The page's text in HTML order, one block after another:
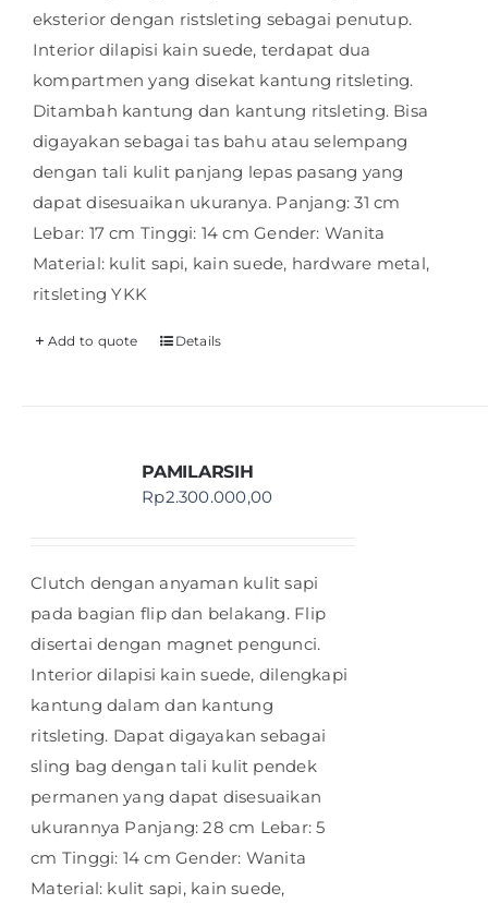
eksterior dengan ristsleting sebagai penutup.
Interior dilapisi kain suede, terdapat dua
kompartmen yang disekat kantung ritsleting.
Ditambah kantung dan kantung ritsleting. Bisa
digayakan sebagai tas bahu atau selempang
dengan tali kulit panjang lepas pasang yang
dapat disesuaikan ukuranya. Panjang: 31 cm
Lebar: 17 cm Tinggi: 14 cm Gender: Wanita
Material: kulit sapi, kain suede, hardware metal,
ritsleting YKK
Add to quote Details
PAMILARSIH
Rp2.300.000,00
Clutch dengan anyaman kulit sapi
pada bagian flip dan belakang. Flip
disertai dengan magnet pengunci.
Interior dilapisi kain suede, dilengkapi
kantung dalam dan kantung
ritsleting. Dapat digayakan sebagai
sling bag dengan tali kulit pendek
permanen yang dapat disesuaikan
ukurannya Panjang: 28 cm Lebar: 5
cm Tinggi: 14 cm Gender: Wanita
Material: kulit sapi, kain suede,